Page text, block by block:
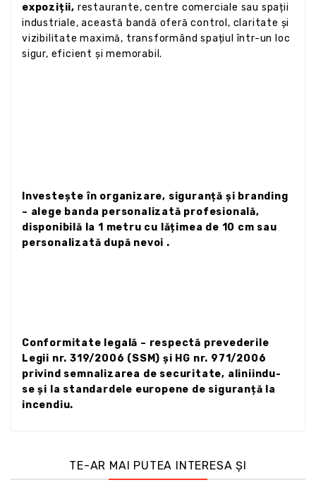
expoziții, restaurante, centre comerciale sau spații
industriale, această bandă oferă control, claritate și
vizibilitate maximă, transformând spațiul într-un loc
sigur, eficient și memorabil.
Investește în organizare, siguranță și branding
– alege banda personalizată profesională,
disponibilă la 1 metru cu lățimea de 10 cm sau
personalizată după nevoi .
Conformitate legală – respectă prevederile
Legii nr. 319/2006 (SSM) și HG nr. 971/2006
privind semnalizarea de securitate, aliniindu-
se și la standardele europene de siguranță la
incendiu.
TE-AR MAI PUTEA INTERESA ȘI